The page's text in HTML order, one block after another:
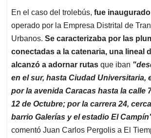
En el caso del trolebús, fue
operado por la Empresa Distrital de
Urbanos. Se caracterizaba por las
conectadas a la catenaria, una lineal
alcanzó a adornar rutas que iban
en el sur, hasta Ciudad Universitaria,
por la avenida Caracas hasta la calle
12 de Octubre; por la carrera 24,
barrio Galerías y el estadio El
comentó Juan Carlos Pergolis a El